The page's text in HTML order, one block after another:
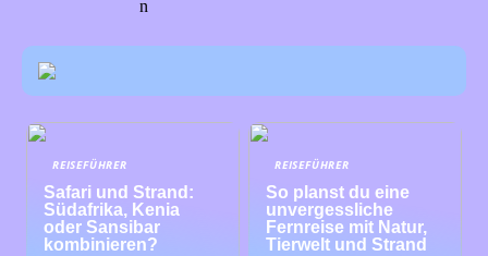
n
REISEFÜHRER
Safari und Strand:
Südafrika, Kenia
oder Sansibar
kombinieren?
REISEFÜHRER
So planst du eine
unvergessliche
Fernreise mit Natur,
Tierwelt und Strand